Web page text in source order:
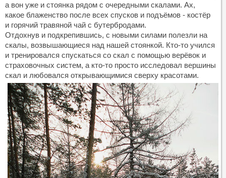
а вон уже и стоянка рядом с очередными скалами. Ах,
какое блаженство после всех спусков и подъёмов - костёр
и горячий травяной чай с бутербродами.
Отдохнув и подкрепившись, с новыми силами полезли на
скалы, возвышающиеся над нашей стоянкой. Кто-то учился
и тренировался спускаться со скал с помощью верёвок и
страховочных систем, а кто-то просто исследовал вершины
скал и любовался открывающимися сверху красотами.